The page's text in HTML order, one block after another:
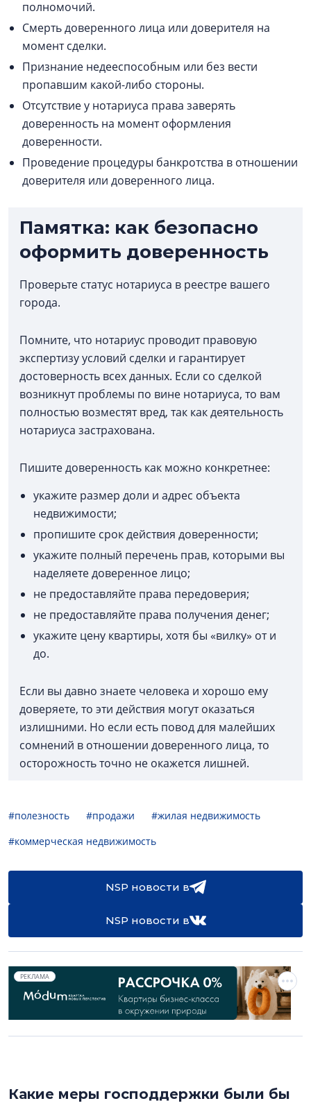
полномочий.
Смерть доверенного лица или доверителя на
момент сделки.
Признание недееспособным или без вести
пропавшим какой-либо стороны.
Отсутствие у нотариуса права заверять
доверенность на момент оформления
доверенности.
Проведение процедуры банкротства в отношении
доверителя или доверенного лица.
Памятка: как безопасно
оформить доверенность
Проверьте статус нотариуса в реестре вашего
города.
Помните, что нотариус проводит правовую
экспертизу условий сделки и гарантирует
достоверность всех данных. Если со сделкой
возникнут проблемы по вине нотариуса, то вам
полностью возместят вред, так как деятельность
нотариуса застрахована.
Пишите доверенность как можно конкретнее:
укажите размер доли и адрес объекта
недвижимости;
пропишите срок действия доверенности;
укажите полный перечень прав, которыми вы
наделяете доверенное лицо;
не предоставляйте права передоверия;
не предоставляйте права получения денег;
укажите цену квартиры, хотя бы «вилку» от и
до.
Если вы давно знаете человека и хорошо ему
доверяете, то эти действия могут оказаться
излишними. Но если есть повод для малейших
сомнений в отношении доверенного лица, то
осторожность точно не окажется лишней.
#полезность #продажи
#жилая недвижимость
#коммерческая недвижимость
NSP новости в
NSP новости в
РЕКЛАМА
Какие меры господдержки были бы